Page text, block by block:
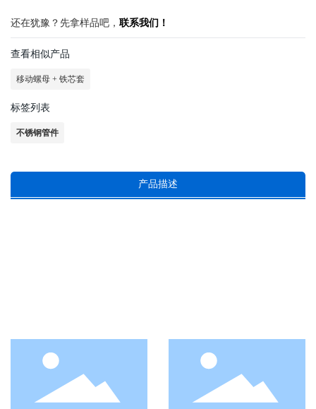
还在犹豫？先拿样品吧， 联系我们！
查看相似产品
移动螺母 + 铁芯套
标签列表
不锈钢管件
产品描述